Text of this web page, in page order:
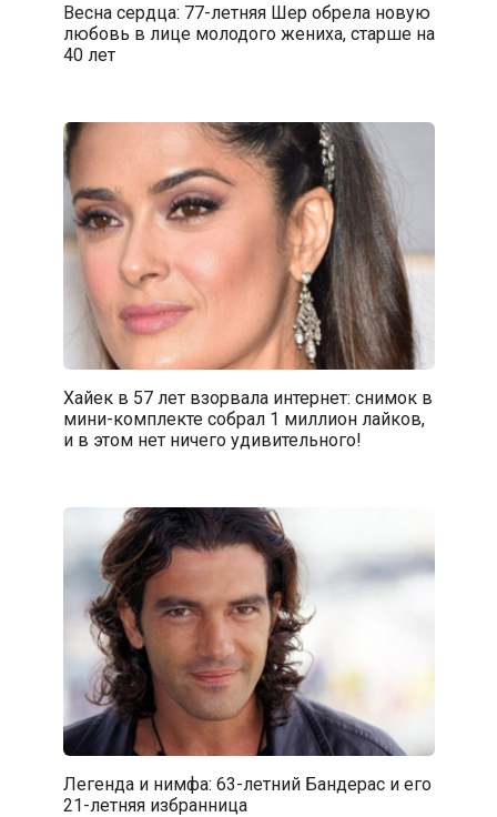
Весна сердца: 77-летняя Шер обрела новую
любовь в лице молодого жениха, старше на
40 лет
Хайек в 57 лет взорвала интернет: снимок в
мини-комплекте собрал 1 миллион лайков,
и в этом нет ничего удивительного!
Легенда и нимфа: 63-летний Бандерас и его
21-летняя избранница